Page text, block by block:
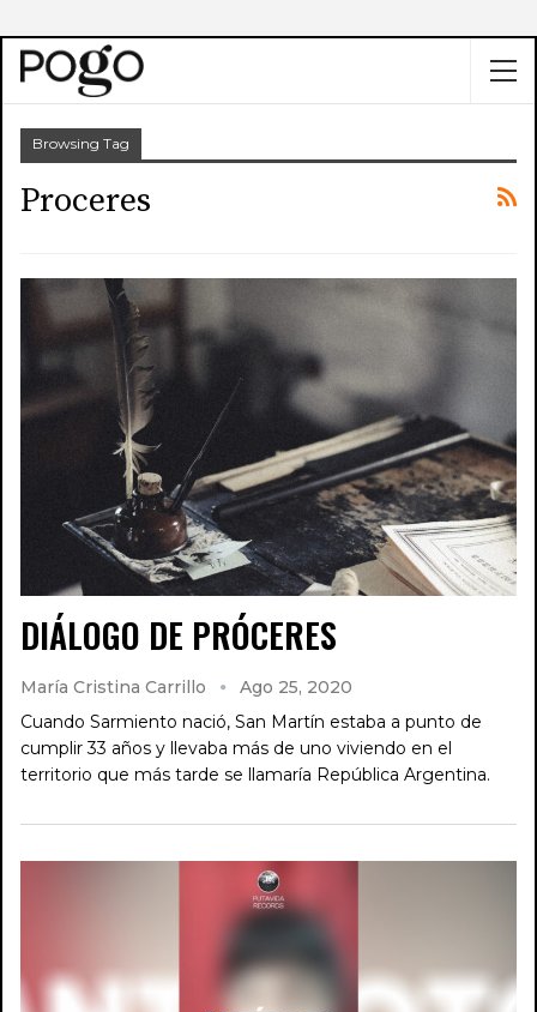
Browsing Tag
Proceres
DIÁLOGO DE PRÓCERES
María Cristina Carrillo
Ago 25, 2020
Cuando Sarmiento nació, San Martín estaba a punto de
cumplir 33 años y llevaba más de uno viviendo en el
territorio que más tarde se llamaría República Argentina.